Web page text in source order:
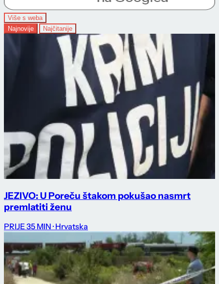
Više s weba
Najnovije
Najčitanije
JEZIVO: U Poreču štakom pokušao nasmrt
premlatiti ženu
PRIJE 35 MIN · Hrvatska